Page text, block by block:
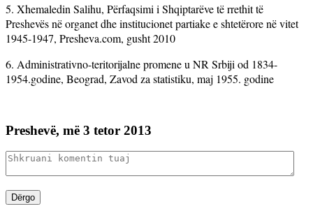
5. Xhemaledin Salihu, Përfaqsimi i Shqiptarëve të rrethit të
Preshevës në organet dhe institucionet partiake e shtetërore në vitet
1945-1947, Presheva.com, gusht 2010
6. Administrativno-teritorijalne promene u NR Srbiji od 1834-
1954.godine, Beograd, Zavod za statistiku, maj 1955. godine
Preshevë, më 3 tetor 2013
Dërgo